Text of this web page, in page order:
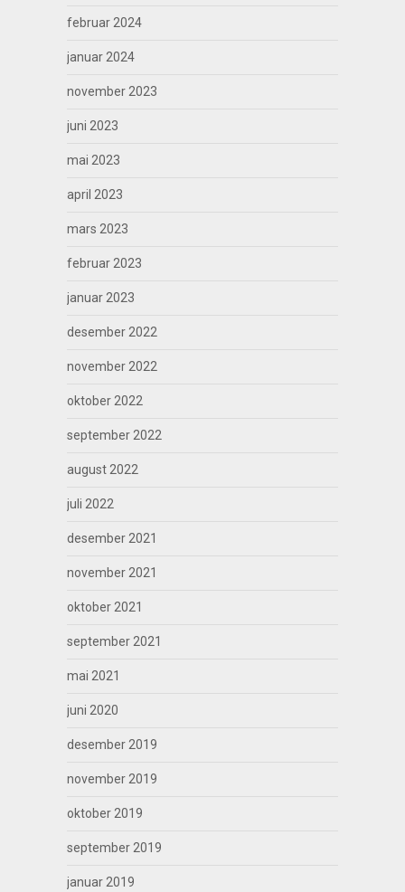
februar 2024
januar 2024
november 2023
juni 2023
mai 2023
april 2023
mars 2023
februar 2023
januar 2023
desember 2022
november 2022
oktober 2022
september 2022
august 2022
juli 2022
desember 2021
november 2021
oktober 2021
september 2021
mai 2021
juni 2020
desember 2019
november 2019
oktober 2019
september 2019
januar 2019